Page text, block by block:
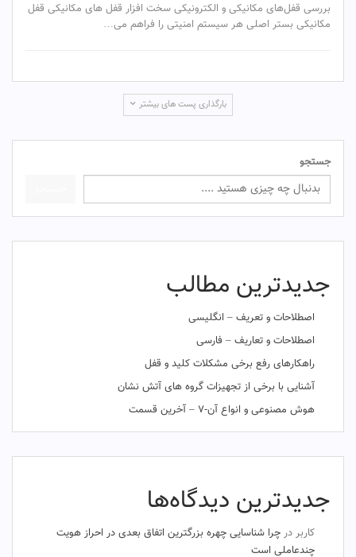
بررسی قفل‏‌های مکانیکی و الکترونیکی سخت افزار قفل‏ های مکانیکی قفل
مکانیکی بستر اصلی هر سیستم امنیتی را فراهم می‏…
بارگذاری پست های بیشتر
جستجو
جدیدترین مطالب
اصطلاحات و تعریف – انگلیسی
اصطلاحات و تعاریف – فارسی
راهکارهای رفع برخی مشکلات کلید و قفل
آشنایی با برخی از تجهیزات گروه های آتش نشان
هوش مصنوعی و انواع آن-۷ – آخرین قسمت
جدیدترین دیدگاه‌ها
کاربر در چرا شناسایی چهره بزرگترین اتفاق بعدی در احراز هویت
چندعاملی است